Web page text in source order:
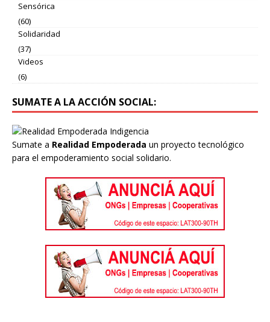
Sensórica
(60)
Solidaridad
(37)
Videos
(6)
SUMATE A LA ACCIÓN SOCIAL:
Sumate a Realidad Empoderada un proyecto tecnológico
para el empoderamiento social solidario.